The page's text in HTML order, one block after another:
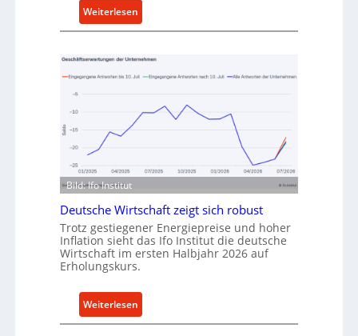
k
a
f
v
n
u
s
t
r
i
e
E
r
s
Weiterlesen:
M
t
h
d
ü
r
n
a
c
a
Bild: Ifo Institut
Deutsche Wirtschaft zeigt sich robust
Trotz gestiegener Energiepreise und hoher
Inflation sieht das Ifo Institut die deutsche
Wirtschaft im ersten Halbjahr 2026 auf
Erholungskurs.
Weiterlesen:
D